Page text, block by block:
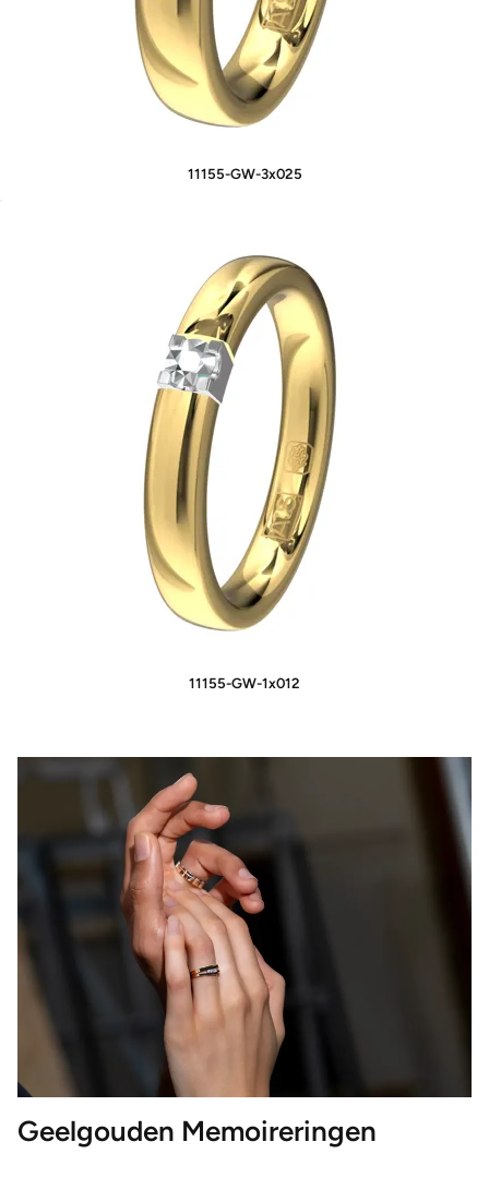
11155-GW-3x025
11155-GW-1x012
Geelgouden Memoireringen